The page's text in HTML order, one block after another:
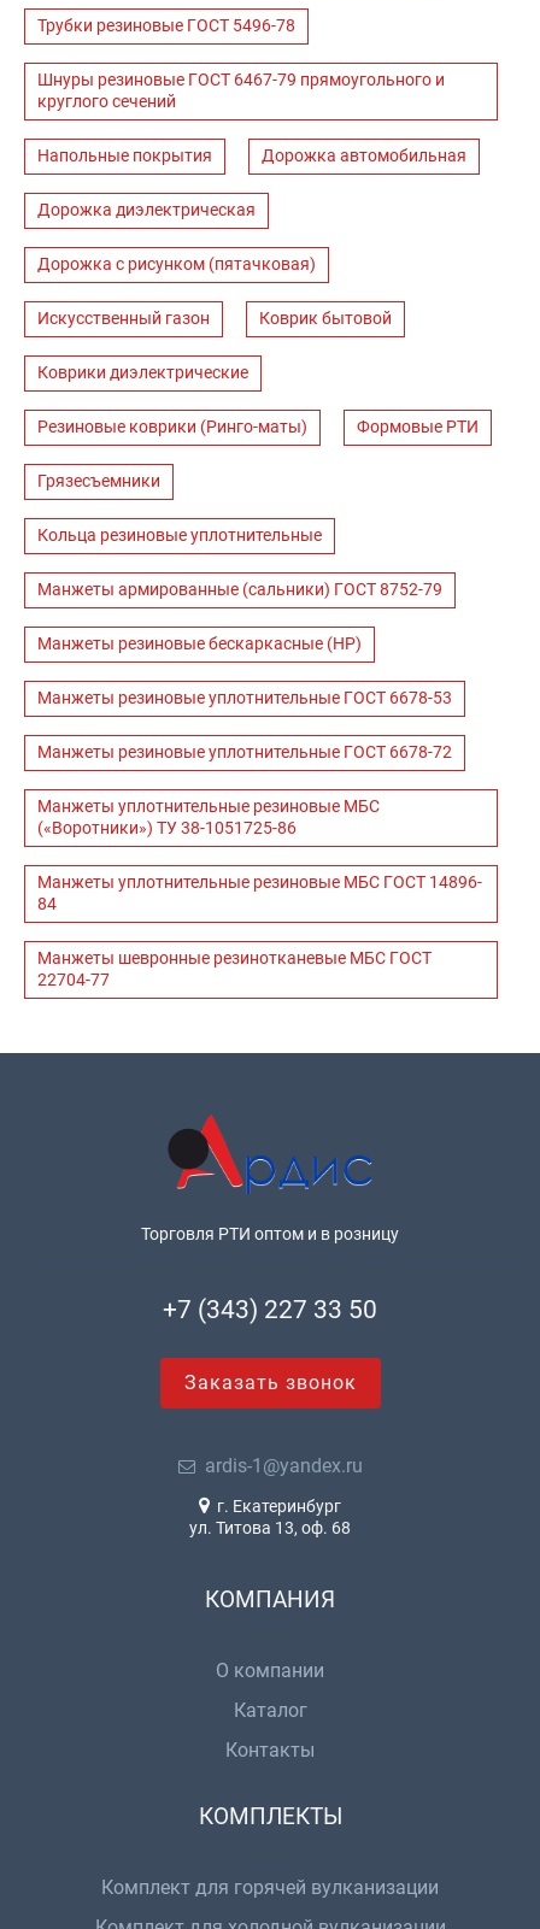
Трубки резиновые ГОСТ 5496-78
Шнуры резиновые ГОСТ 6467-79 прямоугольного и
круглого сечений
Напольные покрытия Дорожка автомобильная
Дорожка диэлектрическая
Дорожка с рисунком (пятачковая)
Искусственный газон Коврик бытовой
Коврики диэлектрические
Резиновые коврики (Ринго-маты) Формовые РТИ
Грязесъемники
Кольца резиновые уплотнительные
Манжеты армированные (сальники) ГОСТ 8752-79
Манжеты резиновые бескаркасные (НР)
Манжеты резиновые уплотнительные ГОСТ 6678-53
Манжеты резиновые уплотнительные ГОСТ 6678-72
Манжеты уплотнительные резиновые МБС
(«Воротники») ТУ 38-1051725-86
Манжеты уплотнительные резиновые МБС ГОСТ 14896-
84
Манжеты шевронные резинотканевые МБС ГОСТ
22704-77
Торговля РТИ оптом и в розницу
+7 (343) 227 33 50
Заказать звонок
ardis-1@yandex.ru
г. Екатеринбург
ул. Титова 13, оф. 68
КОМПАНИЯ
О компании
Каталог
Контакты
КОМПЛЕКТЫ
Комплект для горячей вулканизации